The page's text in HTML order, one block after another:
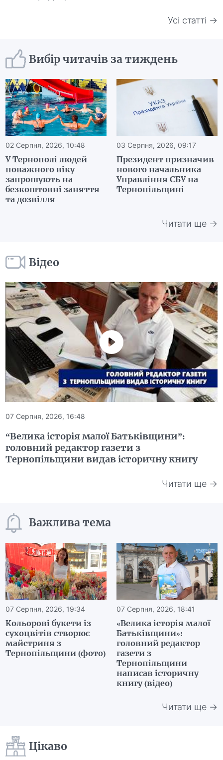
Усі статті →
Вибір читачів за тиждень
02 Серпня, 2026, 10:48
У Тернополі людей
поважного віку
запрошують на
безкоштовні заняття
та дозвілля
03 Серпня, 2026, 09:17
Президент призначив
нового начальника
Управління СБУ на
Тернопільщині
Читати ще →
Відео
07 Серпня, 2026, 16:48
“Велика історія малої Батьківщини”:
головний редактор газети з
Тернопільщини видав історичну книгу
Читати ще →
Важлива тема
07 Серпня, 2026, 19:34
Кольорові букети із
сухоцвітів створює
майстриня з
Тернопільщини (фото)
07 Серпня, 2026, 18:41
«Велика історія малої
Батьківщини»:
головний редактор
газети з
Тернопільщини
написав історичну
книгу (відео)
Читати ще →
Цікаво